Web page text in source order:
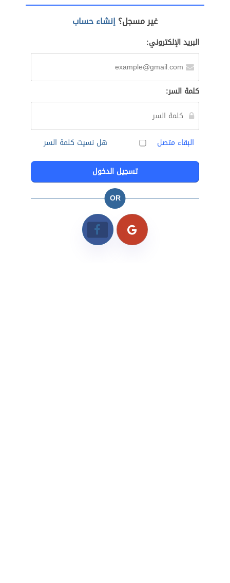
غير مسجل؟إنشاء حساب
البريد الإلكتروني:
كلمة السر:
البقاء متصل هل نسيت كلمة السر